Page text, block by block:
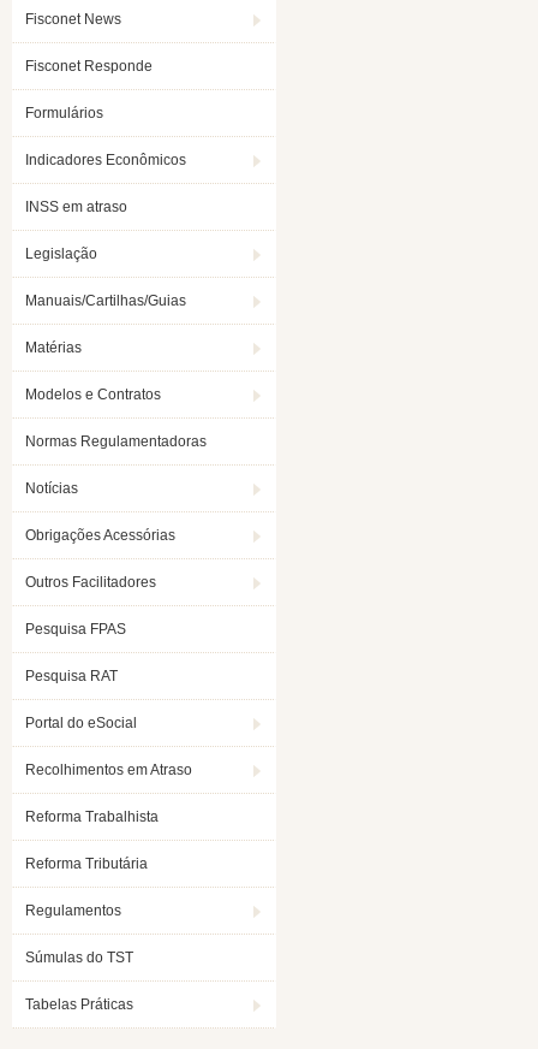
Fisconet News
Fisconet Responde
Formulários
Indicadores Econômicos
INSS em atraso
Legislação
Manuais/Cartilhas/Guias
Matérias
Modelos e Contratos
Normas Regulamentadoras
Notícias
Obrigações Acessórias
Outros Facilitadores
Pesquisa FPAS
Pesquisa RAT
Portal do eSocial
Recolhimentos em Atraso
Reforma Trabalhista
Reforma Tributária
Regulamentos
Súmulas do TST
Tabelas Práticas